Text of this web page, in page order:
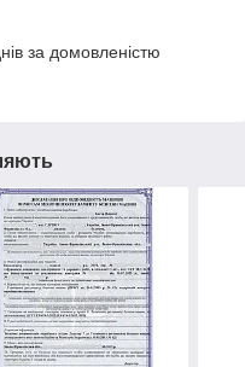
за домовленістю